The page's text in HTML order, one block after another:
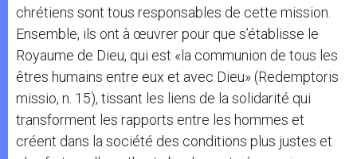
chrétiens sont tous responsables de cette mission.
Ensemble, ils ont à œuvrer pour que s’établisse le
Royaume de Dieu, qui est «la communion de tous les
êtres humains entre eux et avec Dieu» (Redemptoris
missio, n. 15), tissant les liens de la solidarité qui
transforment les rapports entre les hommes et
créent dans la société des conditions plus justes et